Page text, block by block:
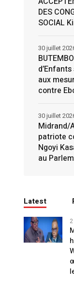
DES
SOCIAL
aux
contre
30 juillet
Midrand/
patriote
Ngoyi
au
30 juillet
Latest